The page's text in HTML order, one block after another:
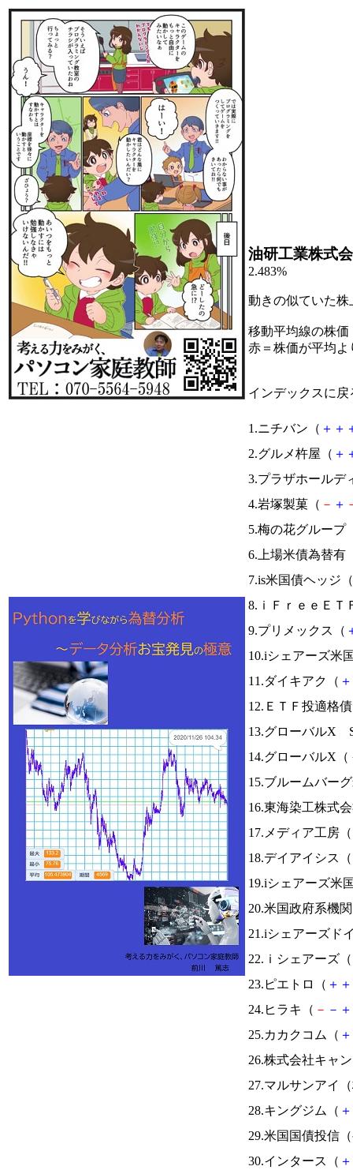
油研工業株式
2.483%
動きの似ていた
移動平均線の株価
赤＝株価が平均
インデックスに戻
1.ニチバン（ ＋ ＋
2.グルメ杵屋（ ＋
3.プラザホールデ
4.岩塚製菓（ － ＋
5.梅の花グループ
6.上場米債為替有
7.is米国債ヘッジ（
8.ｉＦｒｅｅＥＴ
9.プリメックス（
10.iシェアーズ米
11.ダイキアク（ ＋
12.ＥＴＦ投適格
13.グローバルX
14.グローバルX（
15.ブルームバー
16.東海染工株式
17.メディア工房（
18.デイアイシス（
19.iシェアーズ米
20.米国政府系機
21.iシェアーズド
22.ｉシェアーズ（
23.ピエトロ（ ＋ ＋
24.ヒラキ（ － － ＋
25.カカクコム（ ＋
26.株式会社キャ
27.マルサンアイ
28.キングジム（ ＋
29.米国国債投信
30.インタース（ ＋